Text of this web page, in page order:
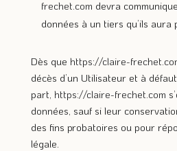
frechet.com devra
données à un tiers qu’ils aura
Dès que https://claire-
décès d’un Utilisateur et à
part, https://claire-frechet.com
données, sauf si leur
des fins probatoires ou pour
légale.